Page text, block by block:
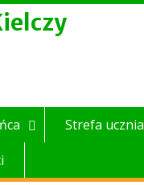
Strefa ucznia